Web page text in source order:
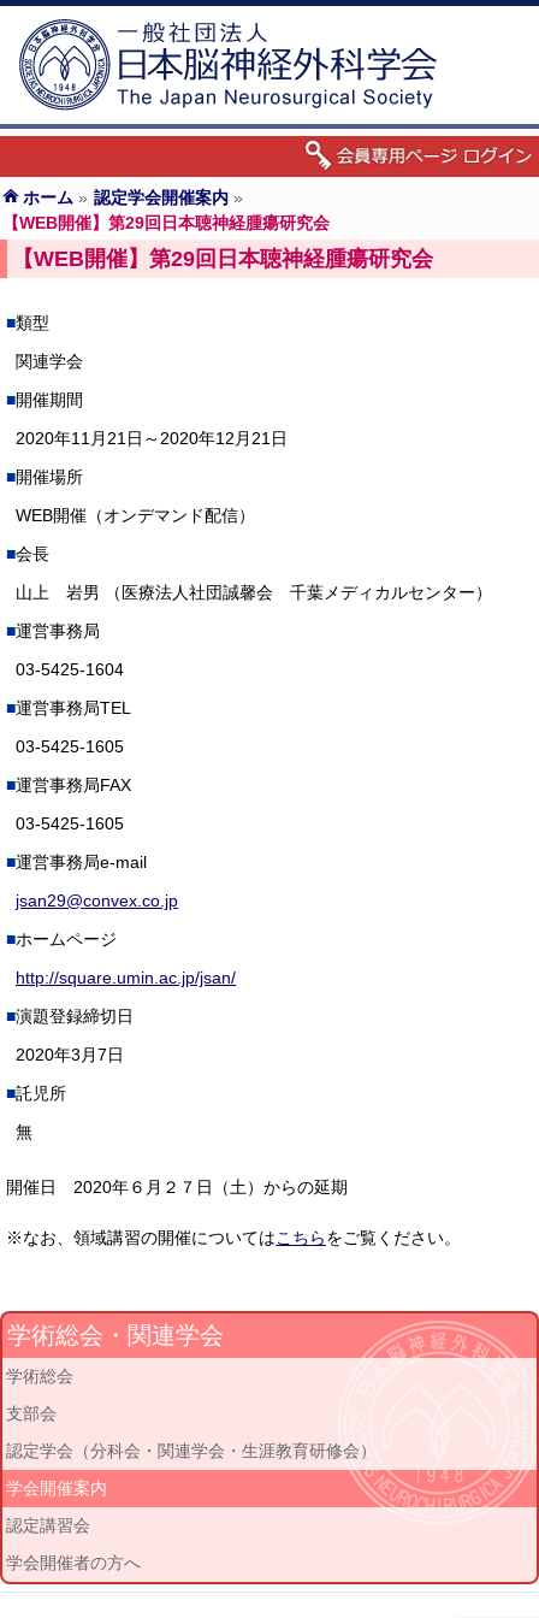
ホーム » 認定学会開催案内 »
【WEB開催】第29回日本聴神経腫瘍研究会
【WEB開催】第29回日本聴神経腫瘍研究会
類型
関連学会
開催期間
2020年11月21日～2020年12月21日
開催場所
WEB開催（オンデマンド配信）
会長
山上 岩男 （医療法人社団誠馨会 千葉メディカルセンター）
運営事務局
03-5425-1604
運営事務局TEL
03-5425-1605
運営事務局FAX
03-5425-1605
運営事務局e-mail
jsan29@convex.co.jp
ホームページ
http://square.umin.ac.jp/jsan/
演題登録締切日
2020年3月7日
託児所
無
開催日 2020年６月２７日（土）からの延期
※なお、領域講習の開催についてはこちらをご覧ください。
学術総会・関連学会
学術総会
支部会
認定学会（分科会・関連学会・生涯教育研修会）
学会開催案内
認定講習会
学会開催者の方へ